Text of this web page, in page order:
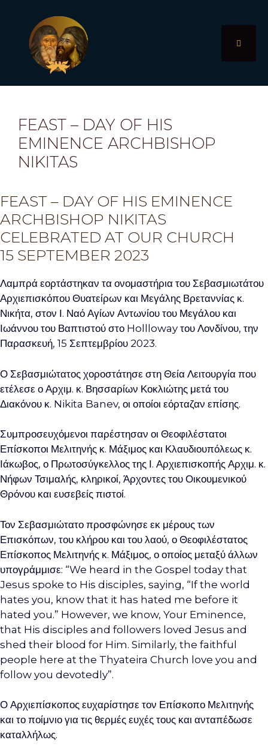
content
FEAST – DAY OF HIS
EMINENCE ARCHBISHOP
NIKITAS
FEAST – DAY OF HIS EMINENCE
ARCHBISHOP NIKITAS
CELEBRATED AT OUR CHURCH
15 SEPTEMBER 2023
Λαμπρά εορτάστηκαν τα ονομαστήρια του Σεβασμιωτάτου
Αρχιεπισκόπου Θυατείρων και Μεγάλης Βρεταννίας κ.
Νικήτα, στον Ι. Ναό Αγίων Αντωνίου του Μεγάλου και
Ιωάννου του Βαπτιστού στο Hollloway του Λονδίνου, την
Παρασκευή, 15 Σεπτεμβρίου 2023.
Ο Σεβασμιώτατος χοροστάτησε στη Θεία Λειτουργία που
ετέλεσε ο Αρχιμ. κ. Βησσαρίων Κοκλιώτης μετά του
Διακόνου κ. Nikita Banev, οι οποίοι εόρταζαν επίσης.
Συμπροσευχόμενοι παρέστησαν οι Θεοφιλέστατοι
Επίσκοποι Μελιτηνής κ. Μάξιμος και Κλαυδιουπόλεως κ.
Ιάκωβος, ο Πρωτοσύγκελλος της Ι. Αρχιεπισκοπής Αρχιμ. κ.
Νήφων Τσιμαλής, κληρικοί, Άρχοντες του Οικουμενικού
Θρόνου και ευσεβείς πιστοί.
Τον Σεβασμιώτατο προσφώνησε εκ μέρους των
Επισκόπων, του κλήρου και του λαού, ο Θεοφιλέστατος
Επίσκοπος Μελιτηνής κ. Μάξιμος, ο οποίος μεταξύ άλλων
υπογράμμισε: “We heard in the Gospel today that
Jesus spoke to His disciples, saying, “If the world
hates you, know that it has hated me before it
hated you.” However, we know, Your Eminence,
that His disciples and followers loved Jesus and
shed their blood for Him. Similarly, the faithful
people here at the Thyateira Church love you and
follow you devotedly”.
Ο Αρχιεπίσκοπος ευχαρίστησε τον Επίσκοπο Μελιτηνής
και το ποίμνιο για τις θερμές ευχές τους και ανταπέδωσε
καταλλήλως.